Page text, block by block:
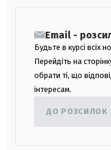
Email -
Будьте в курсі всіх
Перейдіть на
обрати ті, що
інтересам.
ДО РОЗСИЛОК